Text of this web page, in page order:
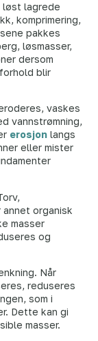
løst lagrede
komprimering,
pakkes
løsmasser,
dersom
blir
vaskes
vannstrømning,
erosjon langs
eller mister
organisk
masser
og
Når
reduseres
som i
Dette kan gi
masser.